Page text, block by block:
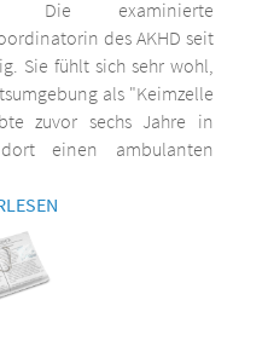
Die examinierte
des AKHD seit
Sie fühlt sich sehr wohl,
als "Keimzelle
zuvor sechs Jahre in
einen ambulanten